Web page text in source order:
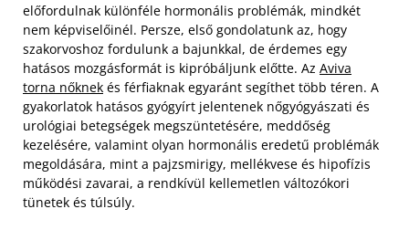
előfordulnak különféle hormonális problémák, mindkét
nem képviselőinél. Persze, első gondolatunk az, hogy
szakorvoshoz fordulunk a bajunkkal, de érdemes egy
hatásos mozgásformát is kipróbáljunk előtte. Az Aviva
torna nőknek és férfiaknak egyaránt segíthet több téren. A
gyakorlatok hatásos gyógyírt jelentenek nőgyógyászati és
urológiai betegségek megszüntetésére, meddőség
kezelésére, valamint olyan hormonális eredetű problémák
megoldására, mint a pajzsmirigy, mellékvese és hipofízis
működési zavarai, a rendkívül kellemetlen változókori
tünetek és túlsúly.